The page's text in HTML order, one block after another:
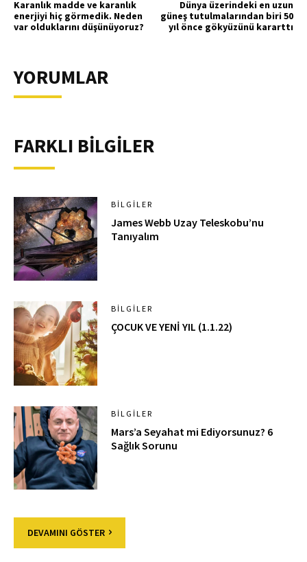
Karanlık madde ve karanlık
enerjiyi hiç görmedik. Neden
var olduklarını düşünüyoruz?
Dünya üzerindeki en uzun
güneş tutulmalarından biri 50
yıl önce gökyüzünü kararttı
YORUMLAR
FARKLI BİLGİLER
BILGILER
James Webb Uzay Teleskobu’nu
Tanıyalım
BILGILER
ÇOCUK VE YENİ YIL (1.1.22)
BILGILER
Mars’a Seyahat mi Ediyorsunuz? 6
Sağlık Sorunu
DEVAMINI GÖSTER